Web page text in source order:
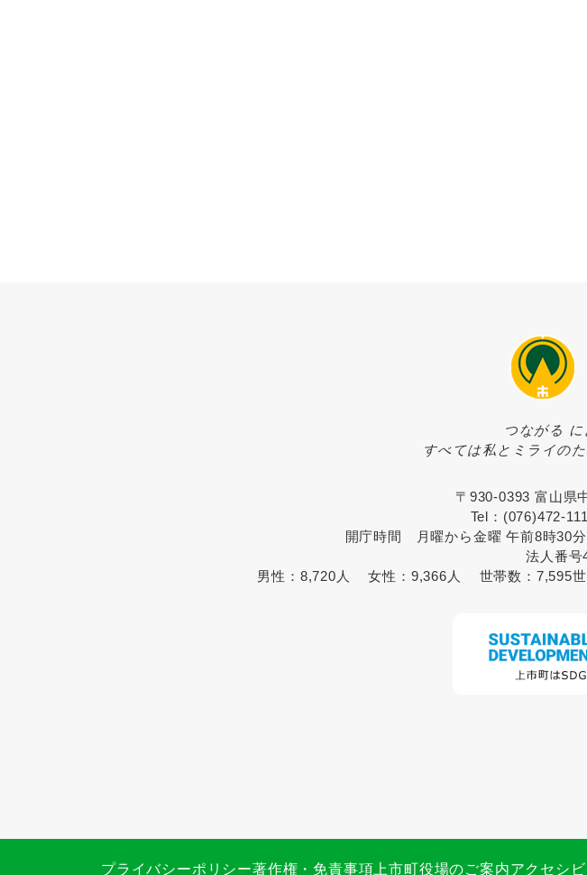
つながる
すべては私とミライの
〒930-0393 富山県
Tel：(076)472-
開庁時間 月曜から金曜 午前8時30分
法人番号
男性： 8,720人 女性： 9,366人 世帯数： 7,595
プライバシーポリシー著作権・免責事項 上市町役場のご案内アクセシ